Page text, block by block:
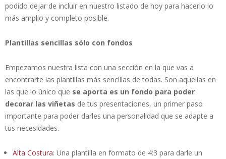
podido dejar de incluir en nuestro listado de hoy para hacerlo lo
más amplio y completo posible.
Plantillas sencillas sólo con fondos
Empezamos nuestra lista con una sección en la que vas a
encontrarte las plantillas más sencillas de todas. Son aquellas en
las que lo único que se aporta es un fondo para poder
decorar las viñetas de tus presentaciones, un primer paso
importante para poder darles una personalidad que se adapte a
tus necesidades.
Alta Costura: Una plantilla en formato de 4:3 para darle un